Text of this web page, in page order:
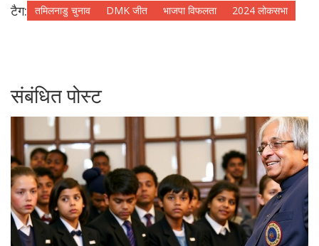
टैग: तमिलनाडु चुनाव DMK जीत भाजपा विफलता 2024 लोकसभा
संबंधित पोस्ट